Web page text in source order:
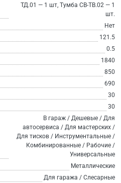
ТД.01 — 1 шт, Тумба СВ-ТВ.02 — 1
шт.
Нет
121.5
0.5
1840
850
690
30
30
В гараж / Дешевые / Для
автосервиса / Для мастерских /
Для тисков / Инструментальные /
Комбинированные / Рабочие /
Универсальные
Металлические
Для гаража / Слесарные